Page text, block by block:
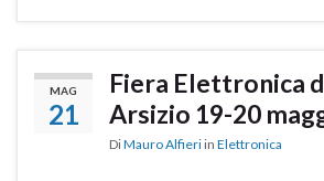
MAG
21
Fiera Elettronica
Arsizio 19-20
DiMauro Alfieri in Elettronica